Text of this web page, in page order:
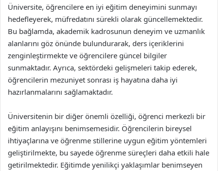
Üniversite, öğrencilere en iyi eğitim deneyimini sunmayı
hedefleyerek, müfredatını sürekli olarak güncellemektedir.
Bu bağlamda, akademik kadrosunun deneyim ve uzmanlık
alanlarını göz önünde bulundurarak, ders içeriklerini
zenginleştirmekte ve öğrencilere güncel bilgiler
sunmaktadır. Ayrıca, sektördeki gelişmeleri takip ederek,
öğrencilerin mezuniyet sonrası iş hayatına daha iyi
hazırlanmalarını sağlamaktadır.
Üniversitenin bir diğer önemli özelliği, öğrenci merkezli bir
eğitim anlayışını benimsemesidir. Öğrencilerin bireysel
ihtiyaçlarına ve öğrenme stillerine uygun eğitim yöntemleri
geliştirilmekte, bu sayede öğrenme süreçleri daha etkili hale
getirilmektedir. Eğitimde yenilikçi yaklaşımlar benimseyen